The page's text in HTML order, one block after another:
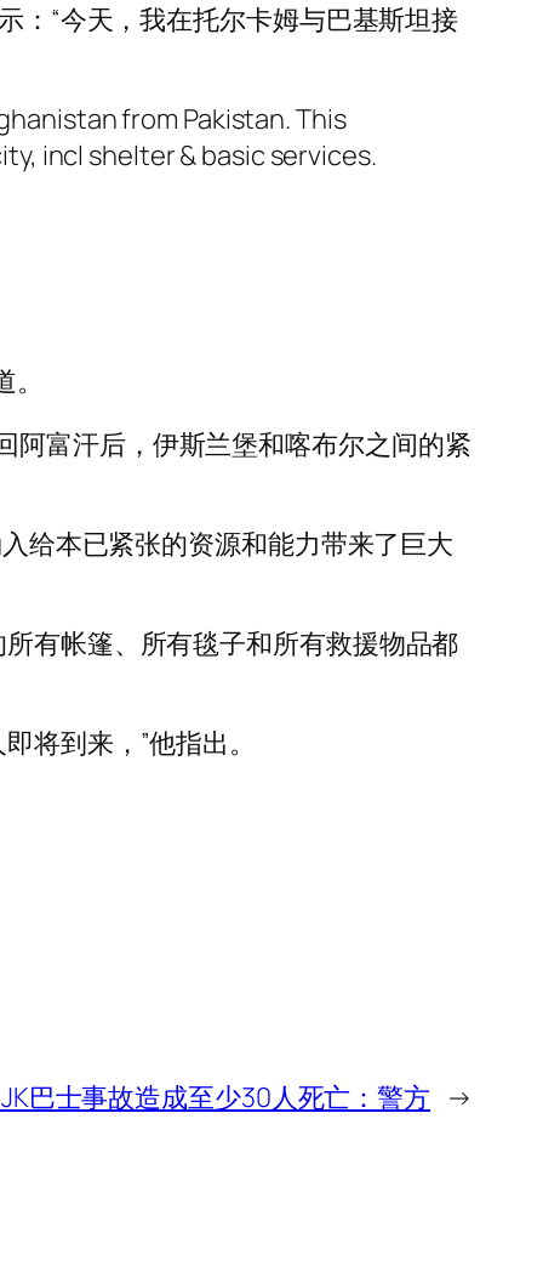
：“今天，我在托尔卡姆与巴基斯坦接
from Pakistan. This
incl shelter & basic services.
阿富汗后，伊斯兰堡和喀布尔之间的紧
给本已紧张的资源和能力带来了巨大
有帐篷、所有毯子和所有救援物品都
将到来，”他指出。
巴士事故造成至少30人死亡：警方 →